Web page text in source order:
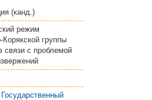
(канд.)
режим
Корякской группы
связи с проблемой